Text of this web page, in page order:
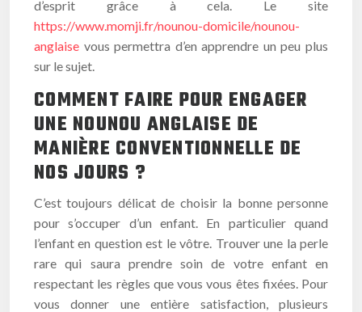
d’esprit grâce à cela. Le site
https://www.momji.fr/nounou-domicile/nounou-
anglaise vous permettra d’en apprendre un peu plus
sur le sujet.
COMMENT FAIRE POUR ENGAGER
UNE NOUNOU ANGLAISE DE
MANIÈRE CONVENTIONNELLE DE
NOS JOURS ?
C’est toujours délicat de choisir la bonne personne
pour s’occuper d’un enfant. En particulier quand
l’enfant en question est le vôtre. Trouver une la perle
rare qui saura prendre soin de votre enfant en
respectant les règles que vous vous êtes fixées. Pour
vous donner une entière satisfaction, plusieurs